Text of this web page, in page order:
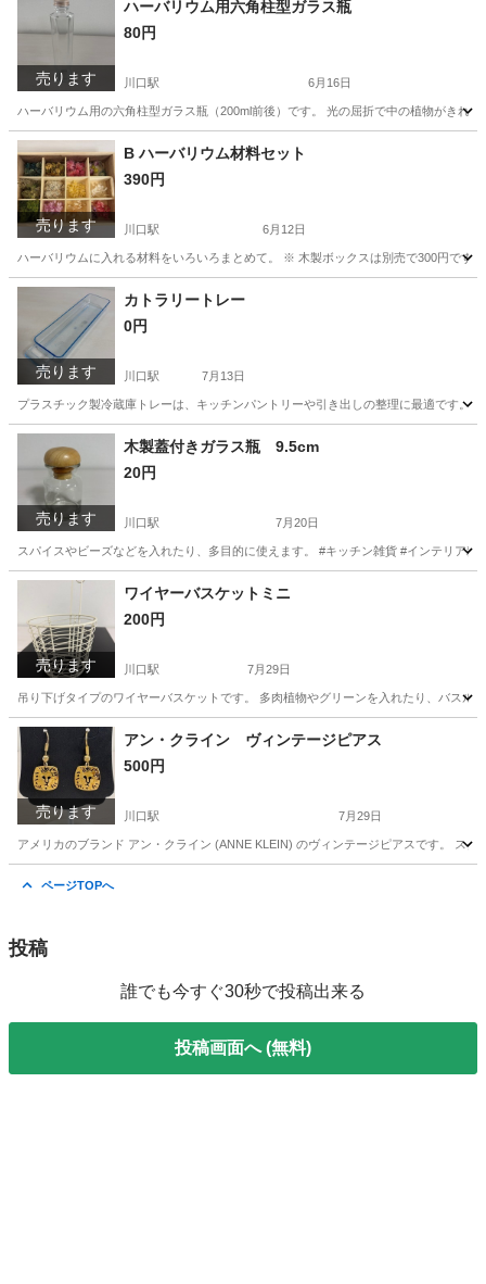
売ります
ハーバリウム用六角柱型ガラス瓶
80円
川口駅 6月16日
ハーバリウム用の六角柱型ガラス瓶（200ml前後）です。 光の屈折で中の植物がきれ
埼玉 川口市 インテリア雑貨/小物
売ります
B ハーバリウム材料セット
390円
川口駅 6月12日
ハーバリウムに入れる材料をいろいろまとめて。 ※ 木製ボックスは別売で300円です
埼玉 川口市 川口駅 インテリア雑貨/小物
売ります
カトラリートレー
0円
川口駅 7月13日
プラスチック製冷蔵庫トレーは、キッチンパントリーや引き出しの整理に最適です。
埼玉 川口市 川口駅 家庭用品
売ります
木製蓋付きガラス瓶 9.5cm
20円
川口駅 7月20日
スパイスやビーズなどを入れたり、多目的に使えます。 #キッチン雑貨 #インテリア雑
埼玉 川口市 川口駅 家庭用品
売ります
ワイヤーバスケットミニ
200円
川口駅 7月29日
吊り下げタイプのワイヤーバスケットです。 多肉植物やグリーンを入れたり、バス
埼玉 川口市 家庭用品
売ります
アン・クライン ヴィンテージピアス
500円
川口駅 7月29日
アメリカのブランド アン・クライン (ANNE KLEIN) のヴィンテージピアスです。 ス
ページTOPへ
投稿
誰でも今すぐ30秒で投稿出来る
投稿画面へ (無料)